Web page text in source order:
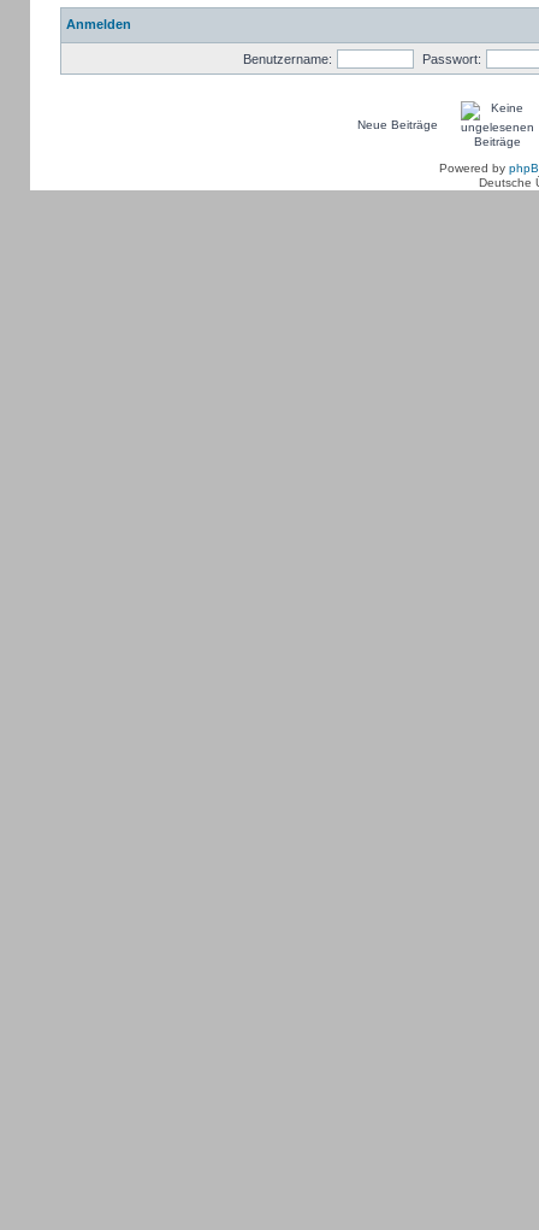
Anmelden
Benutzername: Passwort:
Neue Beiträge
Powered by
Deutsche